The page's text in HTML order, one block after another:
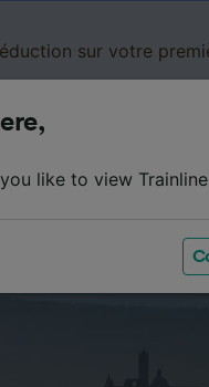
sur votre
like to view